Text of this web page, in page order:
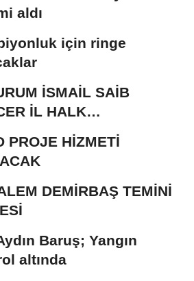
aldı
için ringe
İSMAİL SAİB
İL HALK
BAKIM VE
PROJE HİZMETİ
DEMİRBAŞ TEMİNİ
Baruş; Yangın
altında